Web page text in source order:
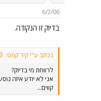
6/2/06
בדיוק זו הנקודה.
נכתב ע"י קיר קמט:
לרווחת מי בדיוק?
אני לא יודע איזה
קווים...